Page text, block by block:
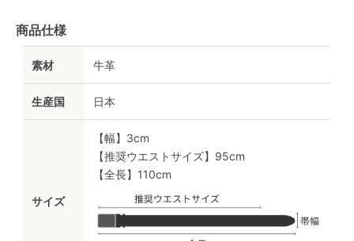
商品仕様
素材 牛革
生産国 日本
サイズ
【幅】3cm
【推奨ウエストサイズ】95cm
【全長】110cm